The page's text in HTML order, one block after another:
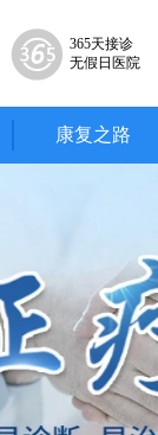
365天接诊
无假日医院
康复之路